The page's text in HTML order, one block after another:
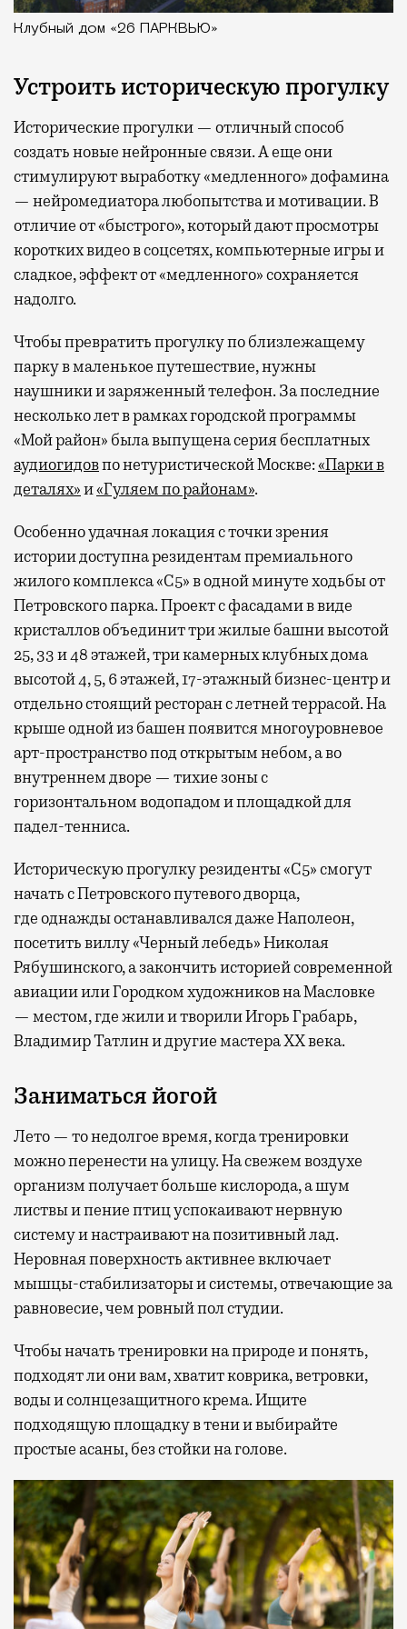
Клубный дом «26 ПАРКВЬЮ»
Устроить историческую прогулку
Исторические прогулки — отличный способ
создать новые нейронные связи. А еще они
стимулируют выработку «медленного» дофамина
— нейромедиатора любопытства и мотивации. В
отличие от «быстрого», который дают просмотры
коротких видео в соцсетях, компьютерные игры и
сладкое, эффект от «медленного» сохраняется
надолго.
Чтобы превратить прогулку по близлежащему
парку в маленькое путешествие, нужны
наушники и заряженный телефон. За последние
несколько лет в рамках городской программы
«Мой район» была выпущена серия бесплатных
аудиогидовпо нетуристической Москве:«Парки в
деталях»и«Гуляем по районам».
Особенно удачная локация с точки зрения
истории доступна резидентам премиального
жилого комплекса «С5»в одной минуте ходьбы от
Петровского парка. Проект с фасадами в виде
кристаллов объединит три жилые башни высотой
25, 33 и 48 этажей, три камерных клубных дома
высотой 4, 5, 6 этажей, 17-этажный бизнес-центр и
отдельно стоящий ресторан с летней террасой. На
крыше одной из башен появится многоуровневое
арт-пространство под открытым небом, а во
внутреннем дворе — тихие зоны с
горизонтальном водопадом и площадкой для
падел-тенниса.
Историческую прогулку резиденты «С5» смогут
начать с Петровского путевого дворца,
гдеоднажды останавливался даже Наполеон,
посетить виллу «Черный лебедь» Николая
Рябушинского, а закончить историей современной
авиации или Городком художников на Масловке
— местом, где жили и творили Игорь Грабарь,
Владимир Татлин и другие мастера XX века.
Заниматься йогой
Лето — то недолгое время, когда тренировки
можно перенести на улицу. На свежем воздухе
организм получает больше кислорода, а шум
листвы и пение птиц успокаивают нервную
систему и настраивают на позитивный лад.
Неровная поверхность активнее включает
мышцы-стабилизаторы и системы, отвечающие за
равновесие, чем ровный пол студии.
Чтобы начать тренировки на природе и понять,
подходят ли они вам, хватит коврика, ветровки,
воды и солнцезащитного крема. Ищите
подходящую площадку в тени и выбирайте
простые асаны, без стойки на голове.